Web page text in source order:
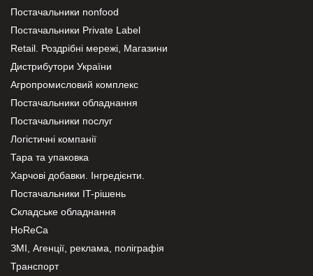
Постачальники nonfood
Постачальники Private Label
Retail. Роздрібні мережі, Магазини
Дистрибутори України
Агропромисловий комплекс
Постачальники обладнання
Постачальники послуг
Логістичні компанії
Тара та упаковка
Харчові добавки. Інгредієнти.
Постачальники IT-рішень
Складське обладнання
HoReCa
ЗМІ, Агенції, реклама, поліграфія
Транспорт